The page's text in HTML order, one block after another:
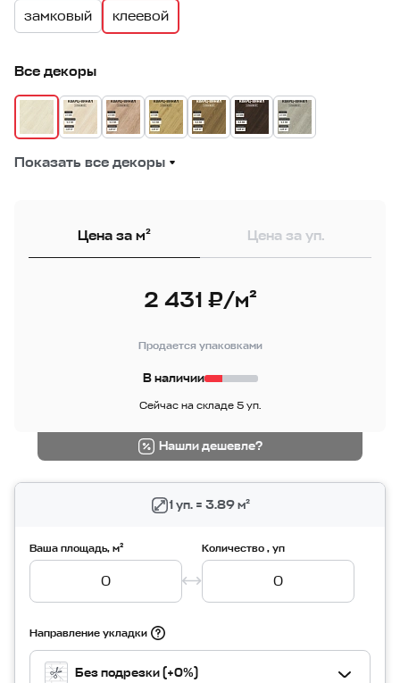
замковый клеевой
Все декоры
Показать все декоры
Цена за м² Цена за уп.
2 431 ₽/м²
Продается упаковками
В наличии
Сейчас на складе 5 уп.
Нашли дешевле?
1 уп. = 3.89 м²
Ваша площадь, м² Количество , уп
Направление укладки
Без подрезки (+0%)